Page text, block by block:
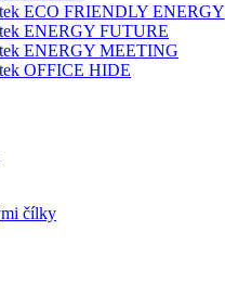
ECO FRIENDLY ENERGY
ENERGY FUTURE
ENERGY MEETING
OFFICE HIDE
čílky